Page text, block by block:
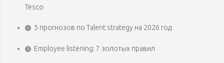
Tesco
5 прогнозов по Talent strategy на 2026 год
Employee listening: 7 золотых правил